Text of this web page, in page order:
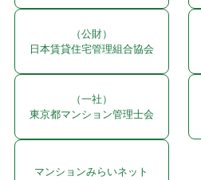
（公財）
日本賃貸住宅管理組合協会
（一社）
東京都マンション管理士会
マンションみらいネット